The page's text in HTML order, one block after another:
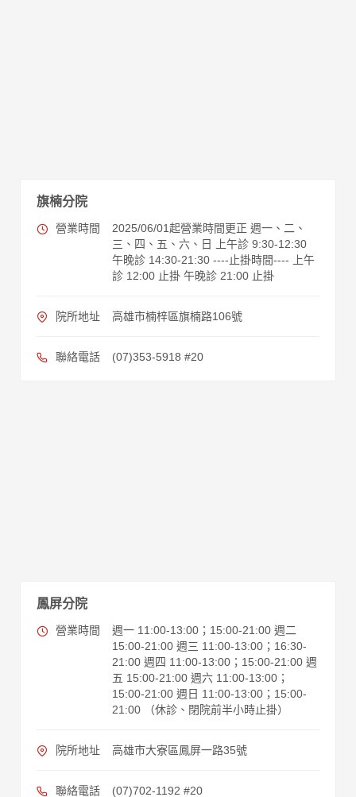
旗楠分院
營業時間
2025/06/01起營業時間更正 週一、二、
三、四、五、六、日 上午診 9:30-12:30
午晚診 14:30-21:30 ----止掛時間---- 上午
診 12:00 止掛 午晚診 21:00 止掛
院所地址 高雄市楠梓區旗楠路106號
聯絡電話 (07)353-5918 #20
鳳屏分院
營業時間
週一 11:00-13:00；15:00-21:00 週二
15:00-21:00 週三 11:00-13:00；16:30-
21:00 週四 11:00-13:00；15:00-21:00 週
五 15:00-21:00 週六 11:00-13:00；
15:00-21:00 週日 11:00-13:00；15:00-
21:00 （休診、閉院前半小時止掛）
院所地址 高雄市大寮區鳳屏一路35號
聯絡電話 (07)702-1192 #20